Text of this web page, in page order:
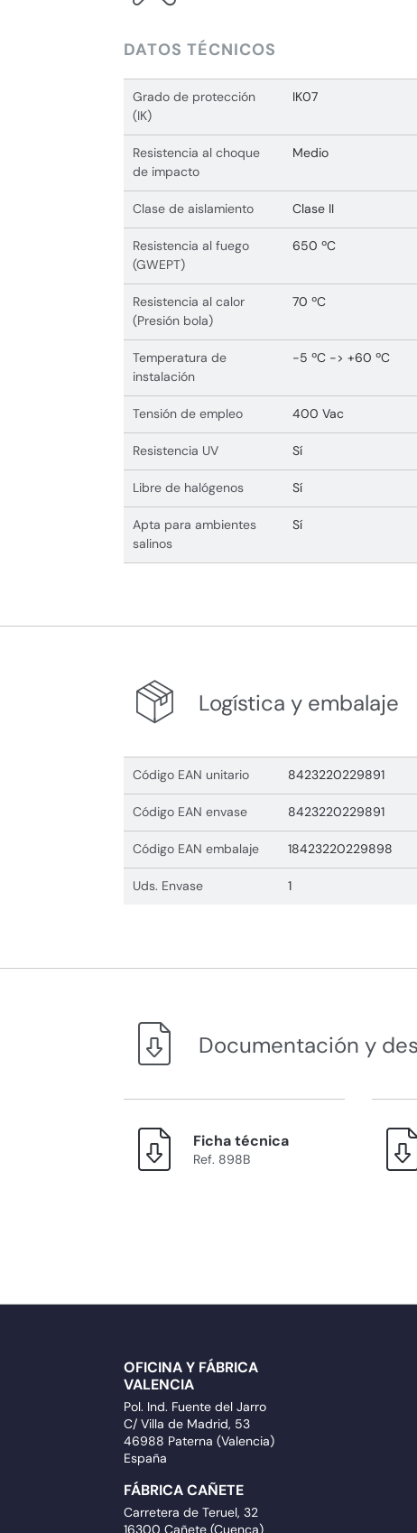
DATOS TÉCNICOS
Grado de protección
(IK)
IK07
Resistencia al choque
de impacto
Medio
Clase de aislamiento Clase II
Resistencia al fuego
(GWEPT)
650 ºC
Resistencia al calor
(Presión bola)
70 ºC
Temperatura de
instalación
-5 ºC -> +60 ºC
Tensión de empleo 400 Vac
Resistencia UV Sí
Libre de halógenos Sí
Apta para ambientes
salinos
Sí
Logística y embalaje
Código EAN unitario 8423220229891
Código EAN envase 8423220229891
Código EAN embalaje 18423220229898
Uds. Envase 1
Documentación y
Ficha técnica
Ref. 898B
OFICINA Y FÁBRICA
VALENCIA
Pol. Ind. Fuente del Jarro
C/ Villa de Madrid, 53
46988 Paterna (Valencia)
España
FÁBRICA CAÑETE
Carretera de Teruel, 32
16300 Cañete (Cuenca)